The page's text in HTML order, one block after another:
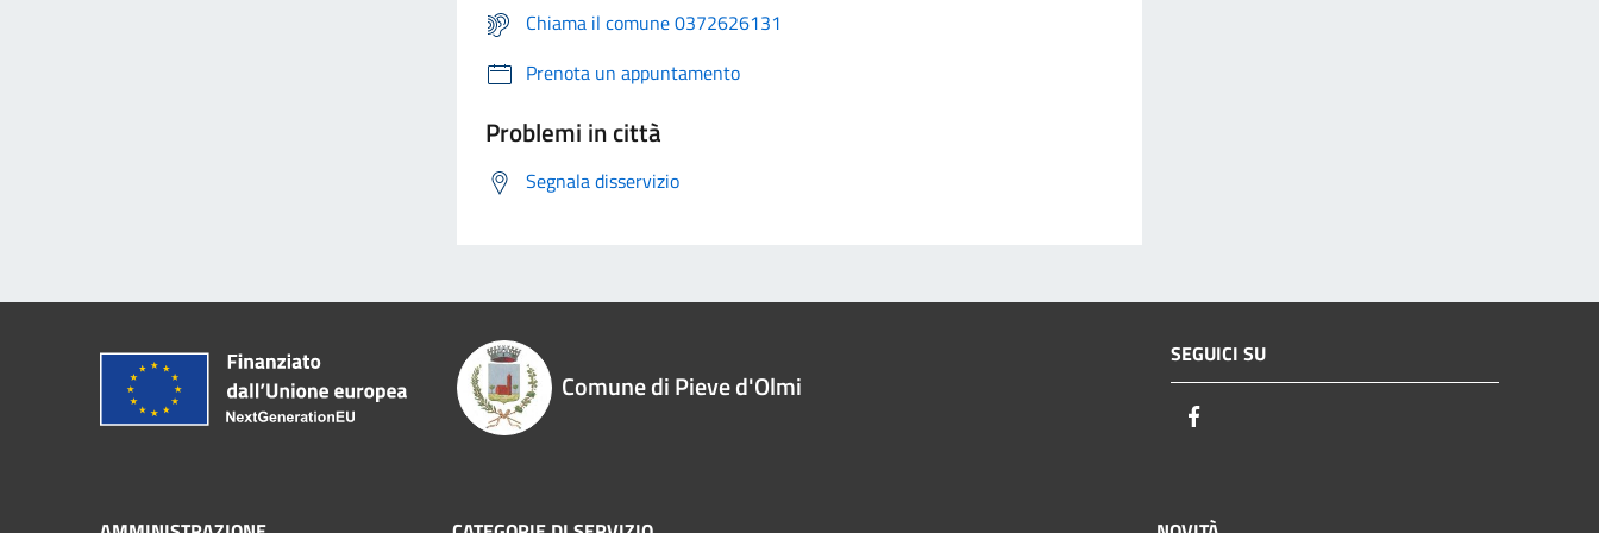
Chiama il comune 0372626131
Prenota un appuntamento
Problemi in città
Segnala disservizio
Comune di Pieve d'Olmi
SEGUICI SU